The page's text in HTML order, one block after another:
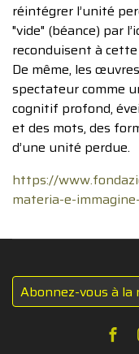
réintégrer l’unité
"vide" (béance) par
reconduisent à
De même, les
spectateur comme
cognitif profond,
et des mots, des
d’une unité perdue.
https://
materia-e-
Abonnez-vous à